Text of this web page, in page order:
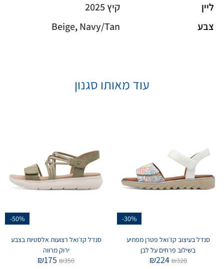
ליין
קיץ 2025
צבע
Beige,Navy/Tan
עוד מאותו סגנון
-30%
סנדל בעיצוב קז׳ואל פטרן מפתיע
בשילוב פרחים על לבן
₪320
₪224
-50%
סנדל קז׳ואל רצועות אלסטיות בצבע
ירוק מרווה
₪350
₪175